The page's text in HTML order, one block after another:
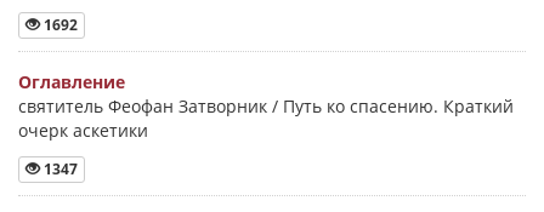
1692
Оглавление
святитель Феофан Затворник / Путь ко спасению. Краткий
очерк аскетики
1347